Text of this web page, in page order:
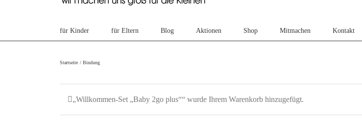
für Kinder für Eltern Blog Aktionen Shop Mitmachen Kontakt
Startseite Bindung
„Willkommen-Set „Baby 2go plus““ wurde Ihrem Warenkorb hinzugefügt.